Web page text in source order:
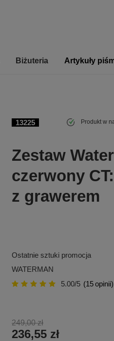
Biżuteria Artykuły
13225 Produkt w
Zestaw
czerwony
z grawerem
Ostatnie sztuki promocja
WATERMAN
5.00/5 (15opinii)
249,00 zł
236,55 zł